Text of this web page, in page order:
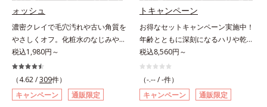
防ぐ複合成分 ※ ビルベリー葉エ
皮エキス*4 グリセリルグルコシド
（保湿成分）、（ジメチコン／ビニ
ルジメチコン）クロスポリマー、ジ
メチコン（カバー成分）*5 アクリ
レーツコポリマー
成分「MCアクティベーター
(*5)」。肌のうるおいを引き出し・
高めて、ハリ感あふれる肌へと導き
ます。うるおいに満ちたゆらがない
肌をご体感いただくために設計され
た3ステップで、いつも力強く美し
くあり続けるあなたを応援します。
成分「MCアクティベーター
(*5)」。肌のうるおいを引き出し・
高めて、ハリ感あふれる肌へと導き
ます。うるおいに満ちたゆらがない
肌をご体感いただくために設計され
た3ステップで、いつも力強く美し
くあり続けるあなたを応援します。
*1 肌にうるおいが満ち、維持され
ォッシュ
濃密クレイで毛穴汚れや古い角質を
やさしくオフ。化粧水のなじみやす
い肌に。7000種を超える成分から
厳選し、「うるおいの質(*1)」に着
目した初期エイジングケア(*2)シリ
ーズオルビスユーは肌本来のうるお
いやバリア機能にアプローチする初
税込1,980円～
（4.62 /309件）
キャンペーン
通販限定
トキャンペーン
お得なセットキャンペーン実施中！
年齢とともに深刻になるハリや乾燥
に、力強くアプローチ。下向きライ
ンをふっくらとさせ、ハリを与えま
す。諦めかけていたハリ不足、うる
おい低下に先端科学ケア(*1)でアプ
ローチするエイジングケア(*2)シリ
税込8,560円～
（-.-- / -件）
キャンペーン
通販限定